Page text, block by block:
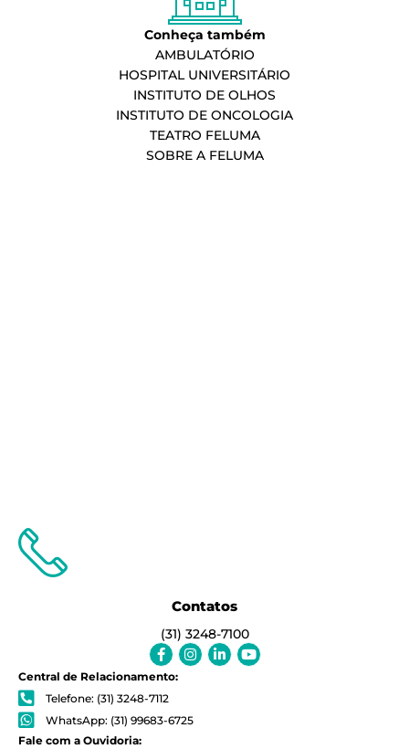
Conheça também
AMBULATÓRIO
HOSPITAL UNIVERSITÁRIO
INSTITUTO DE OLHOS
INSTITUTO DE ONCOLOGIA
TEATRO FELUMA
SOBRE A FELUMA
Contatos
(31) 3248-7100
Facebook-
f
Instagram
Linkedin-
in
Youtube
Central de Relacionamento:
Telefone: (31) 3248-7112
WhatsApp: (31) 99683-6725
Fale com a Ouvidoria: